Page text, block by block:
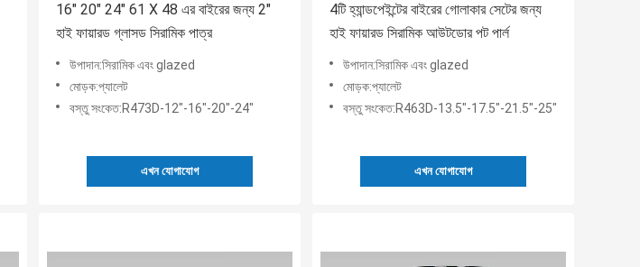
16" 20" 24" 61 X 48 এর বাইরের জন্য 2"
হাই ফায়ারড গ্লাসড সিরামিক পাত্র
উপাদান:সিরামিক এবং glazed
মোড়ক:প্যালেট
বস্তু সংকেত:R473D-12"-16"-20"-24"
এখন যোগাযোগ
4টি হ্যান্ডপেইন্টের বাইরের গোলাকার সেটের জন্য
হাই ফায়ারড সিরামিক আউটডোর পট পার্ল
উপাদান:সিরামিক এবং glazed
মোড়ক:প্যালেট
বস্তু সংকেত:R463D-13.5"-17.5"-21.5"-25"
এখন যোগাযোগ